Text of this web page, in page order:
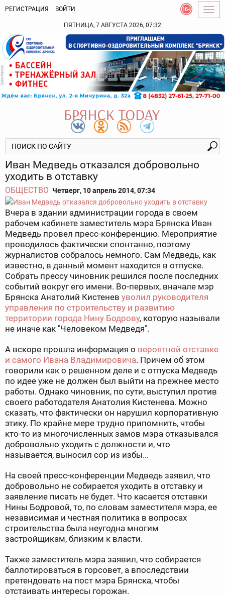
РЕГИСТРАЦИЯ ВОЙТИ
ПЯТНИЦА, 7 АВГУСТА 2026, 07:32
Иван Медведь отказался добровольно
уходить в отставку
ОБЩЕСТВО Четверг, 10 апрель 2014, 07:34
Вчера в здании администрации города в своем
рабочем кабинете заместитель мэра Брянска Иван
Медведь провел пресс-конференцию. Мероприятие
проводилось фактически спонтанно, поэтому
журналистов собралось немного. Сам Медведь, как
известно, в данный момент находится в отпуске.
Собрать прессу чиновник решился после последних
событий вокруг его имени. Во-первых, вначале мэр
Брянска Анатолий Кистенев уволил руководителя
управления по строительству и развитию
территории города Нину Бодрову, которую называли
не иначе как "Человеком Медведя".
А вскоре прошла информация о вероятной отставке
и самого Ивана Владимировича. Причем об этом
говорили как о решенном деле и с отпуска Медведь
по идее уже не должен был выйти на прежнее место
работы. Однако чиновник, по сути, выступил против
своего работодателя Анатолия Кистенева. Можно
сказать, что фактически он нарушил корпоративную
этику. По крайне мере трудно припомнить, чтобы
кто-то из многочисленных замов мэра отказывался
добровольно уходить с должности и, что
называется, выносил сор из избы...
На своей пресс-конференции Медведь заявил, что
добровольно не собирается уходить в отставку и
заявление писать не будет. Что касается отставки
Нины Бодровой, то, по словам заместителя мэра, ее
независимая и честная политика в вопросах
строительства была неугодна многим
застройщикам, близким к власти.
Также заместитель мэра заявил, что собирается
баллотироваться в горсовет, а впоследствии
претендовать на пост мэра Брянска, чтобы
отстаивать интересы горожан.